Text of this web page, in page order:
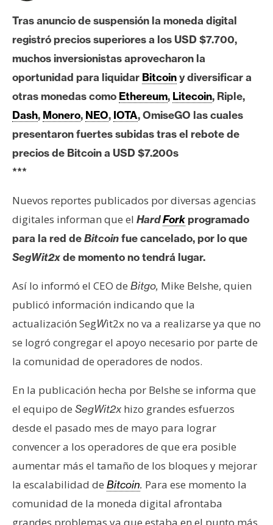
o
B
t
c
o
i
E
t
h
e
e
u
I
A
n
á
s
i
s
Tras anuncio de suspensión la moneda digital
registró precios superiores a los USD $7.700,
muchos inversionistas aprovecharon la
oportunidad para liquidar Bitcoiny diversificar a
otras monedas como Ethereum, Litecoin, Riple,
Dash, Monero, NEO, IOTA, OmiseGO las cuales
presentaron fuertes subidas tras el rebote de
precios de Bitcoin a USD $7.200s
***
Nuevos reportes publicados por diversas agencias
digitales informan que el HardForkprogramado
para la red deBitcoinfue cancelado, por lo que
SegWit2xde momento no tendrá lugar.
Así lo informó el CEO de Bitgo, Mike Belshe, quien
publicó información indicando que la
actualización SegWit2x no va a realizarse ya que no
se logró congregar el apoyo necesario por parte de
la comunidad de operadores de nodos.
En la publicación hecha por Belshe se informa que
el equipo de SegWit2x hizo grandes esfuerzos
desde el pasado mes de mayo para lograr
convencer a los operadores de que era posible
aumentar más el tamaño de los bloques y mejorar
la escalabilidad de Bitcoin. Para ese momento la
comunidad de la moneda digital afrontaba
grandes problemas ya que estaba en el punto más